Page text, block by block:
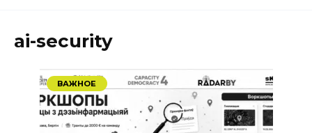
ai-security
ВАЖНОЕ